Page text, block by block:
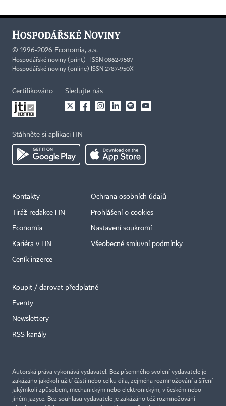
© 1996-2026 Economia, a.s.
Hospodářské noviny (print) ISSN 0862-9587
Hospodářské noviny (online) ISSN 2787-950X
Certifikováno Sledujte nás
Stáhněte si aplikaci HN
Kontakty
Tiráž redakce HN
Economia
Kariéra v HN
Ceník inzerce
Ochrana osobních údajů
Prohlášení o cookies
Nastavení soukromí
Všeobecné smluvní podmínky
Koupit / darovat předplatné
Eventy
Newslettery
RSS kanály
Autorská práva vykonává vydavatel. Bez písemného svolení vydavatele je
zakázáno jakékoli užití částí nebo celku díla, zejména rozmnožování a šíření
jakýmkoli způsobem, mechanickým nebo elektronickým, v českém nebo
jiném jazyce. Bez souhlasu vydavatele je zakázáno též rozmnožování